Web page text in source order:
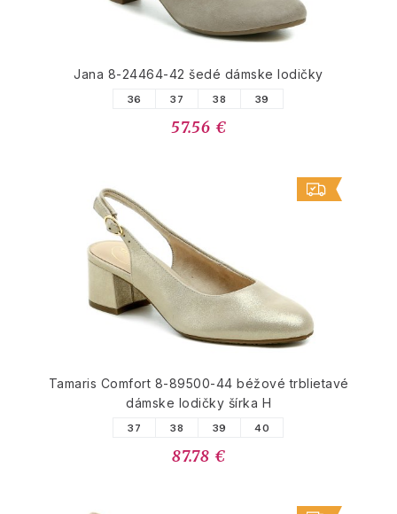
Jana 8-24464-42 šedé dámske lodičky
36 37 38 39
57.56 €
Tamaris Comfort 8-89500-44 béžové trblietavé
dámske lodičky šírka H
37 38 39 40
87.78 €